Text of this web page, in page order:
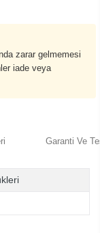
zarar gelmemesi
iade veya
Garanti Ve